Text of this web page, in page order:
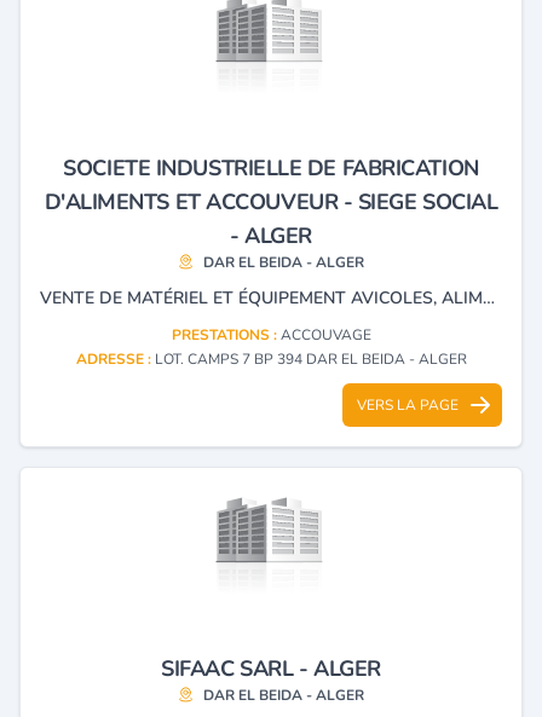
SOCIETE INDUSTRIELLE DE FABRICATION
D'ALIMENTS ET ACCOUVEUR - SIEGE SOCIAL
- ALGER
DAR EL BEIDA - ALGER
VENTE DE MATÉRIEL ET ÉQUIPEMENT AVICOLES, ALIMENTS POUR LE BÉTAIL ET LA VOLAILLE, POUSSIN, ACCOUVAGE.
PRESTATIONS :ACCOUVAGE
ADRESSE : LOT. CAMPS 7 BP 394 DAR EL BEIDA - ALGER
VERS LA PAGE
SIFAAC SARL - ALGER
DAR EL BEIDA - ALGER